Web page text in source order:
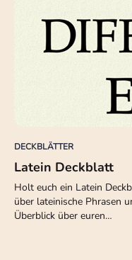
DECKBLÄTTER
Latein Deckblatt
Holt euch ein Latein
über lateinische Phrasen
Überblick über euren…